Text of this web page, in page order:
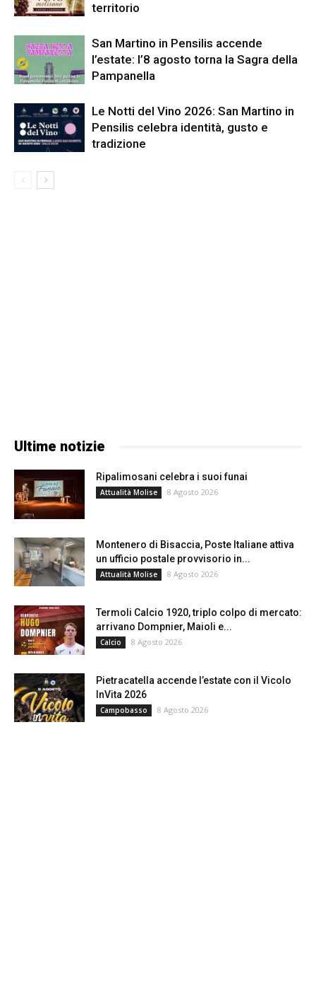
territorio
San Martino in Pensilis accende
l’estate: l’8 agosto torna la Sagra della
Pampanella
Le Notti del Vino 2026: San Martino in
Pensilis celebra identità, gusto e
tradizione
Ultime notizie
Ripalimosani celebra i suoi funai
Attualità Molise 8 Agosto 2026
Montenero di Bisaccia, Poste Italiane attiva
un ufficio postale provvisorio in...
Attualità Molise 8 Agosto 2026
Termoli Calcio 1920, triplo colpo di mercato:
arrivano Dompnier, Maioli e...
Calcio 8 Agosto 2026
Pietracatella accende l’estate con il Vicolo
InVita 2026
Campobasso 8 Agosto 2026